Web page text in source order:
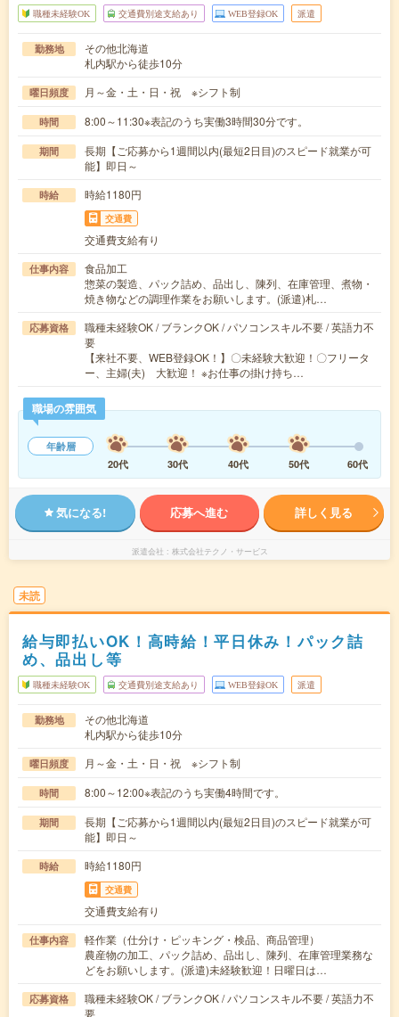
職種未経験OK 交通費別途支給あり WEB登録OK 派遣
勤務地
その他北海道
札内駅から徒歩10分
曜日頻度 月～金・土・日・祝 ※シフト制
時間 8:00～11:30※表記のうち実働3時間30分です。
期間
長期【ご応募から1週間以内(最短2日目)のスピード就業が可
能】即日～
時給 時給1180円
交通費
交通費支給有り
仕事内容
食品加工
惣菜の製造、パック詰め、品出し、陳列、在庫管理、煮物・
焼き物などの調理作業をお願いします。(派遣)札…
応募資格
職種未経験OK / ブランクOK / パソコンスキル不要 / 英語力不
要
【来社不要、WEB登録OK！】〇未経験大歓迎！〇フリータ
ー、主婦(夫) 大歓迎！ ※お仕事の掛け持ち…
職場の雰囲気
年齢層
20代
30代 40代 50代 60代
気になる! 応募へ進む 詳しく見る
派遣会社 株式会社テクノ・サービス
未読
給与即払いOK！高時給！平日休み！パック詰
め、品出し等
職種未経験OK 交通費別途支給あり WEB登録OK 派遣
勤務地
その他北海道
札内駅から徒歩10分
曜日頻度 月～金・土・日・祝 ※シフト制
時間 8:00～12:00※表記のうち実働4時間です。
期間
長期【ご応募から1週間以内(最短2日目)のスピード就業が可
能】即日～
時給 時給1180円
交通費
交通費支給有り
仕事内容
軽作業（仕分け・ピッキング・検品、商品管理）
農産物の加工、パック詰め、品出し、陳列、在庫管理業務な
どをお願いします。(派遣)未経験歓迎！日曜日は…
応募資格
職種未経験OK / ブランクOK / パソコンスキル不要 / 英語力不
要